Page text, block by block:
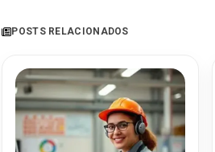
POSTS RELACIONADOS